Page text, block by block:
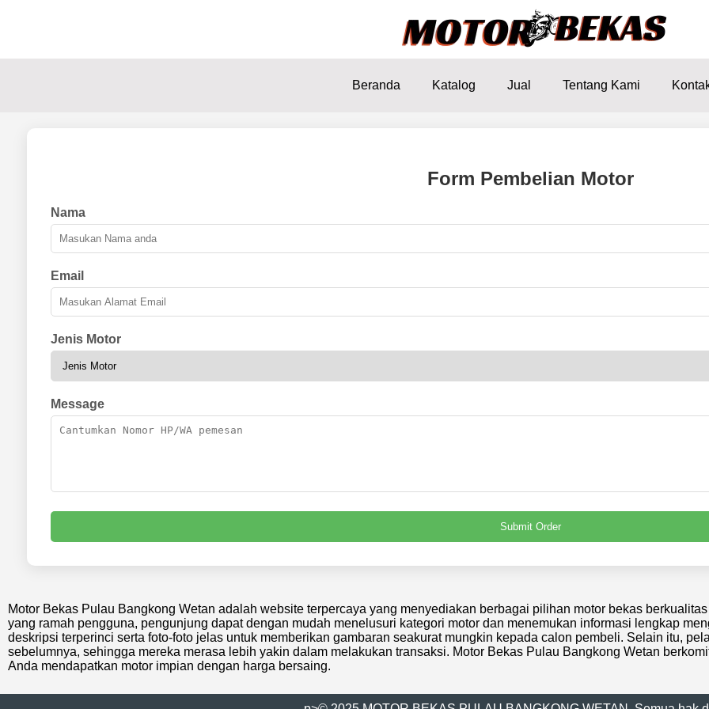
Beranda Katalog Jual Tentang Kami
Form Pembelian Motor
Nama
Email
Jenis Motor
Message
Submit Order
Motor Bekas Pulau Bangkong Wetan adalah website terpercaya yang menyediakan berbagai pilihan motor bekas
yang ramah pengguna, pengunjung dapat dengan mudah menelusuri kategori motor dan menemukan informasi lengkap
deskripsi terperinci serta foto-foto jelas untuk memberikan gambaran seakurat mungkin kepada calon pembeli. Selain itu,
sebelumnya, sehingga mereka merasa lebih yakin dalam melakukan transaksi. Motor Bekas Pulau Bangkong Wetan
Anda mendapatkan motor impian dengan harga bersaing.